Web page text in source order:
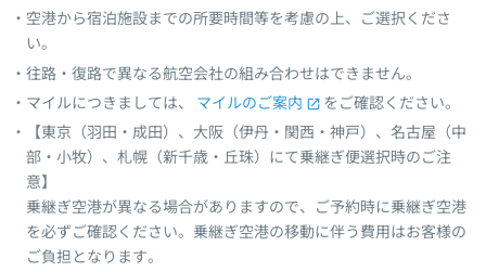
空港から宿泊施設までの所要時間等を考慮の上、ご選択くださ
い。
往路・復路で異なる航空会社の組み合わせはできません。
マイルにつきましては、
マイルのご案内
をご確認ください。
【東京（羽田・成田）、大阪（伊丹・関西・神戸）、名古屋（中
部・小牧）、札幌（新千歳・丘珠）にて乗継ぎ便選択時のご注
意】
乗継ぎ空港が異なる場合がありますので、ご予約時に乗継ぎ空港
を必ずご確認ください。乗継ぎ空港の移動に伴う費用はお客様の
ご負担となります。